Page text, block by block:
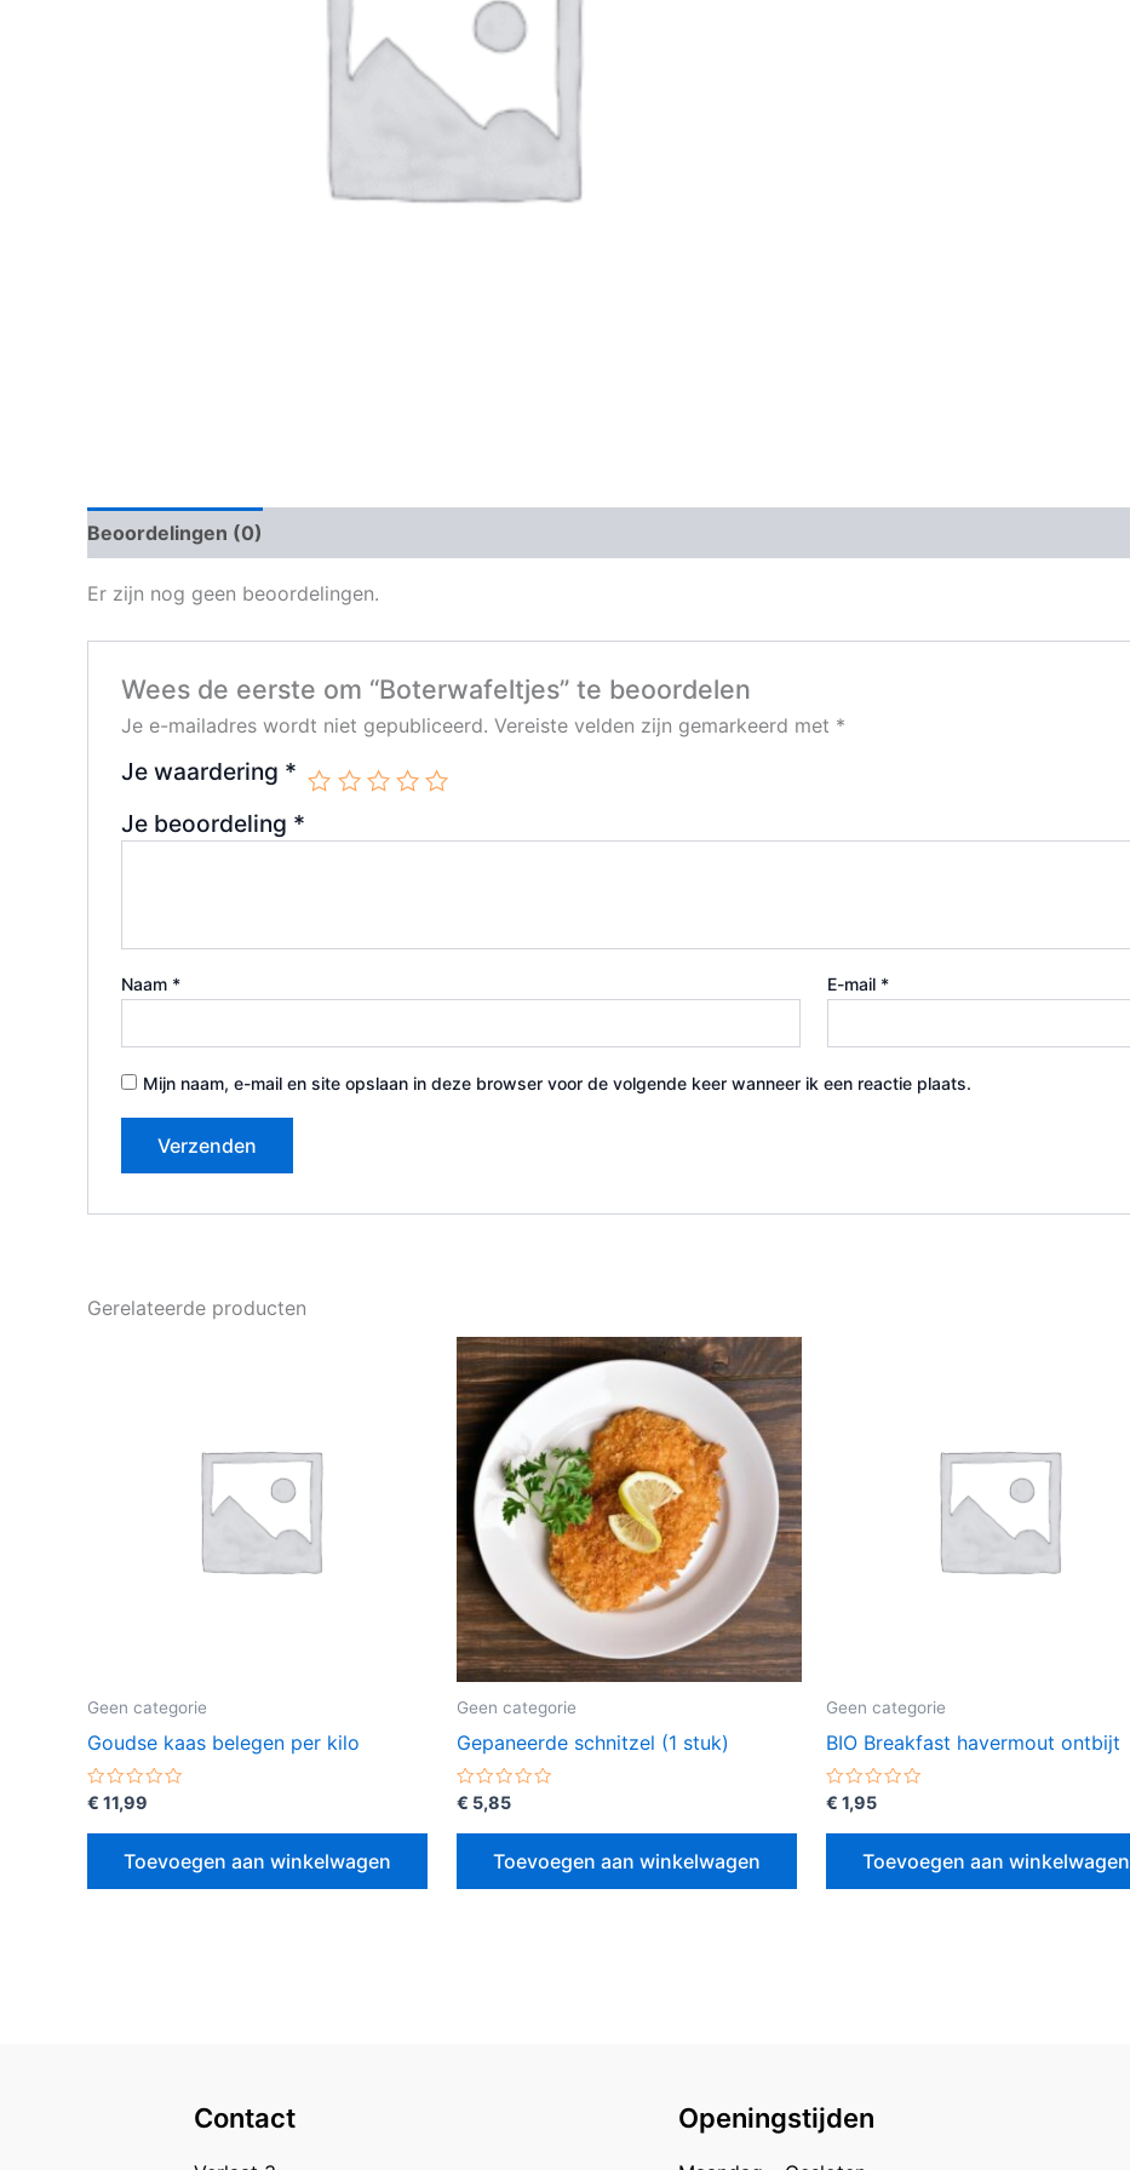
Beoordelingen (0)
Er zijn nog geen beoordelingen.
Wees de eerste om “Boterwafeltjes” te beoordelen
Je e-mailadres wordt niet gepubliceerd. Vereiste velden zijn gemarkeerd met *
Je waardering *
Je beoordeling *
Naam * E-mail *
Mijn naam, e-mail en site opslaan in deze browser voor de volgende keer wanneer ik een reactie plaats.
Gerelateerde producten
Geen categorie
Goudse kaas belegen per kilo
Gewaardeerd
uit
€ 11,99
Toevoegen aan winkelwagen
Geen categorie
Gepaneerde schnitzel (1 stuk)
Gewaardeerd
uit
€ 5,85
Toevoegen aan winkelwagen
Geen categorie
BIO Breakfast havermout ontbijt
Gewaardeerd
uit
€ 1,95
Toevoegen aan winkelwagen
Contact Openingstijden